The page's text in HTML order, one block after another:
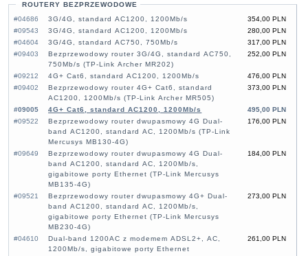
ROUTERY BEZPRZEWODOWE
#04686
354,00 PLN
3G/4G, standard AC1200, 1200Mb/s
#09543
280,00 PLN
3G/4G, standard AC1200, 1200Mb/s
#04604
317,00 PLN
3G/4G, standard AC750, 750Mb/s
#09403
252,00 PLN
Bezprzewodowy router 3G/4G, standard AC750,
750Mb/s (TP-Link Archer MR202)
#09212
476,00 PLN
4G+ Cat6, standard AC1200, 1200Mb/s
#09402
373,00 PLN
Bezprzewodowy router 4G+ Cat6, standard
AC1200, 1200Mb/s (TP-Link Archer MR505)
#09005
495,00 PLN
4G+ Cat6, standard AC1200, 1200Mb/s
#09522
176,00 PLN
Bezprzewodowy router dwupasmowy 4G Dual-
band AC1200, standard AC, 1200Mb/s (TP-Link
Mercusys MB130-4G)
#09649
184,00 PLN
Bezprzewodowy router dwupasmowy 4G Dual-
band AC1200, standard AC, 1200Mb/s,
gigabitowe porty Ethernet (TP-Link Mercusys
MB135-4G)
#09521
273,00 PLN
Bezprzewodowy router dwupasmowy 4G+ Dual-
band AC1200, standard AC, 1200Mb/s,
gigabitowe porty Ethernet (TP-Link Mercusys
MB230-4G)
#04610
261,00 PLN
Dual-band 1200AC z modemem ADSL2+, AC,
1200Mb/s, gigabitowe porty Ethernet